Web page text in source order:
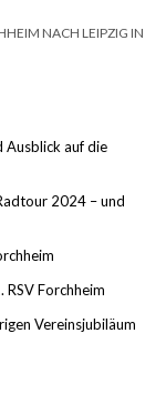
NACH LEIPZIG IN
Ausblick auf die
2024 – und
Forchheim
Vereinsjubiläum